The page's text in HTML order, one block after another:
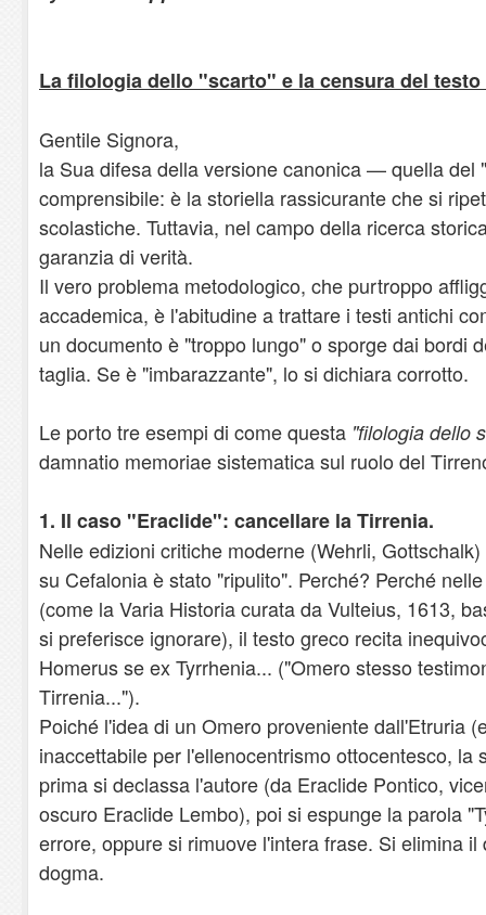
La filologia dello "scarto" e la censura del testo
Gentile Signora,
la Sua difesa della versione canonica — quella
comprensibile: è la storiella rassicurante che si
scolastiche. Tuttavia, nel campo della ricerca
garanzia di verità.
Il vero problema metodologico, che purtroppo
accademica, è l'abitudine a trattare i testi antichi
un documento è "troppo lungo" o sporge dai bordi
taglia. Se è "imbarazzante", lo si dichiara corrotto.
Le porto tre esempi di come questa "filologia dello
damnatio memoriae sistematica sul ruolo del
1. Il caso "Eraclide": cancellare la Tirrenia.
Nelle edizioni critiche moderne (Wehrli,
su Cefalonia è stato "ripulito". Perché? Perché
(come la Varia Historia curata da Vulteius, 1613,
si preferisce ignorare), il testo greco recita
Homerus se ex Tyrrhenia... ("Omero stesso
Tirrenia...").
Poiché l'idea di un Omero proveniente dall'Etruria
inaccettabile per l'ellenocentrismo ottocentesco, la
prima si declassa l'autore (da Eraclide Pontico,
oscuro Eraclide Lembo), poi si espunge la parola
errore, oppure si rimuove l'intera frase. Si elimina
dogma.